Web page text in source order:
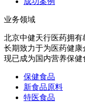
业务领域
北京中健天行医药拥有
长期致力于为医药健康
现已成为国内营养保
保健食品
新食品原料
特医食品